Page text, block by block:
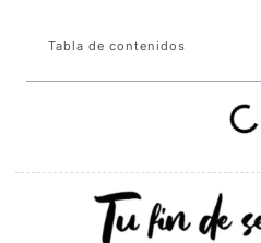
Tabla de contenidos